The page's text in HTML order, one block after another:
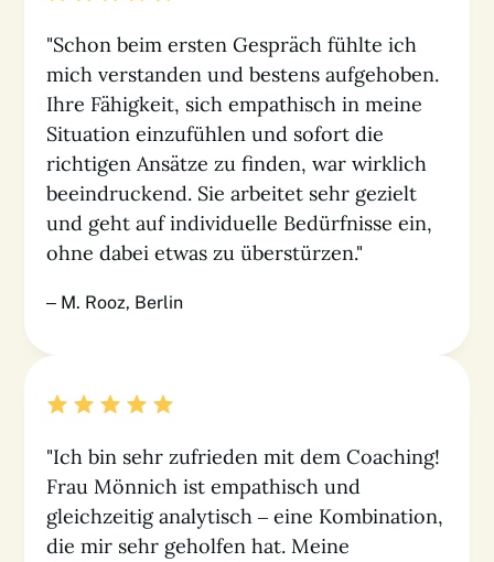
"Schon beim ersten Gespräch fühlte ich
mich verstanden und bestens aufgehoben.
Ihre Fähigkeit, sich empathisch in meine
Situation einzufühlen und sofort die
richtigen Ansätze zu finden, war wirklich
beeindruckend. Sie arbeitet sehr gezielt
und geht auf individuelle Bedürfnisse ein,
ohne dabei etwas zu überstürzen."
– M. Rooz, Berlin
"Ich bin sehr zufrieden mit dem Coaching!
Frau Mönnich ist empathisch und
gleichzeitig analytisch – eine Kombination,
die mir sehr geholfen hat. Meine